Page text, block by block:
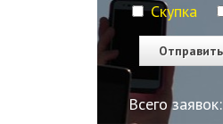
Скупка
Всего заявок: